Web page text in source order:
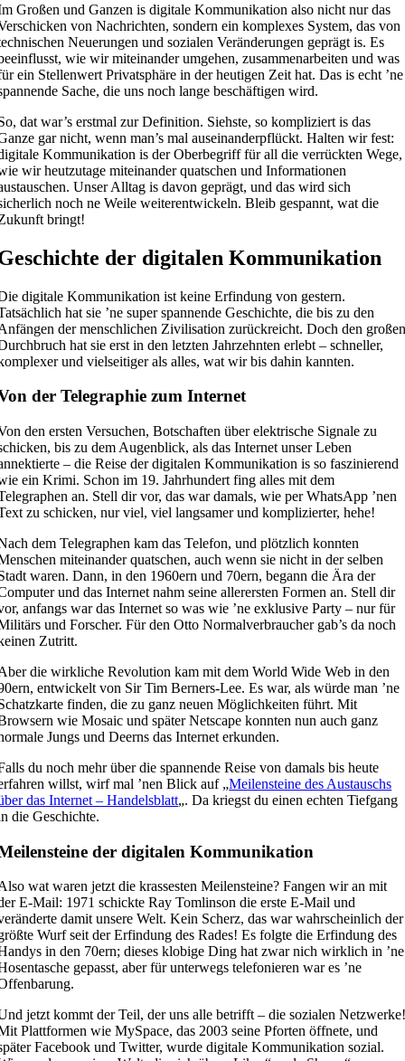
Großen und Ganzen is digitale Kommunikation also nicht nur das
von Nachrichten, sondern ein komplexes System, das von
Neuerungen und sozialen Veränderungen geprägt is. Es
wie wir miteinander umgehen, zusammenarbeiten und was
ein Stellenwert Privatsphäre in der heutigen Zeit hat. Das is echt ’ne
Sache, die uns noch lange beschäftigen wird.
dat war’s erstmal zur Definition. Siehste, so kompliziert is das
gar nicht, wenn man’s mal auseinanderpflückt. Halten wir fest:
Kommunikation is der Oberbegriff für all die verrückten Wege,
wir heutzutage miteinander quatschen und Informationen
Unser Alltag is davon geprägt, und das wird sich
noch ne Weile weiterentwickeln. Bleib gespannt, wat die
bringt!
der digitalen Kommunikation
digitale Kommunikation ist keine Erfindung von gestern.
hat sie ’ne super spannende Geschichte, die bis zu den
der menschlichen Zivilisation zurückreicht. Doch den
hat sie erst in den letzten Jahrzehnten erlebt – schneller,
und vielseitiger als alles, wat wir bis dahin kannten.
der Telegraphie zum Internet
den ersten Versuchen, Botschaften über elektrische Signale zu
bis zu dem Augenblick, als das Internet unser Leben
– die Reise der digitalen Kommunikation is so faszinierend
ein Krimi. Schon im 19. Jahrhundert fing alles mit dem
an. Stell dir vor, das war damals, wie per WhatsApp ’nen
zu schicken, nur viel, viel langsamer und komplizierter, hehe!
dem Telegraphen kam das Telefon, und plötzlich konnten
miteinander quatschen, auch wenn sie nicht in der selben
waren. Dann, in den 1960ern und 70ern, begann die Ära der
und das Internet nahm seine allerersten Formen an. Stell dir
anfangs war das Internet so was wie ’ne exklusive Party – nur für
und Forscher. Für den Otto Normalverbraucher gab’s da noch
Zutritt.
die wirkliche Revolution kam mit dem World Wide Web in den
entwickelt von Sir Tim Berners-Lee. Es war, als würde man ’ne
finden, die zu ganz neuen Möglichkeiten führt. Mit
wie Mosaic und später Netscape konnten nun auch ganz
Jungs und Deerns das Internet erkunden.
du noch mehr über die spannende Reise von damals bis heute
willst, wirf mal ’nen Blick auf „Meilensteine des Austauschs
das Internet – Handelsblatt„. Da kriegst du einen echten Tiefgang
die Geschichte.
der digitalen Kommunikation
wat waren jetzt die krassesten Meilensteine? Fangen wir an mit
E-Mail: 1971 schickte Ray Tomlinson die erste E-Mail und
damit unsere Welt. Kein Scherz, das war wahrscheinlich der
Wurf seit der Erfindung des Rades! Es folgte die Erfindung des
in den 70ern; dieses klobige Ding hat zwar nich wirklich in ’ne
gepasst, aber für unterwegs telefonieren war es ’ne
jetzt kommt der Teil, der uns alle betrifft – die sozialen
Plattformen wie MySpace, das 2003 seine Pforten öffnete, und
Facebook und Twitter, wurde digitale Kommunikation sozial.